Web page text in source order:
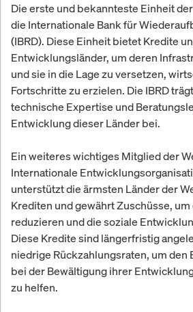
Die erste und bekannteste Einheit
die Internationale Bank für
(IBRD). Diese Einheit bietet Kredite
Entwicklungsländer, um deren
und sie in die Lage zu versetzen,
Fortschritte zu erzielen. Die IBRD
technische Expertise und
Entwicklung dieser Länder bei.
Ein weiteres wichtiges Mitglied der
Internationale
unterstützt die ärmsten Länder der
Krediten und gewährt Zuschüsse,
reduzieren und die soziale
Diese Kredite sind längerfristig
niedrige Rückzahlungsraten, um den
bei der Bewältigung ihrer
zu helfen.